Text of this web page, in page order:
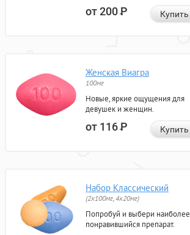
от 200Р Купить
Женская Виагра
100мг
Новые, яркие ощущения для
девушек и женщин.
от 116Р Купить
Набор Классический
(2x100мг, 4x20мг)
Попробуй и выбери наиболее
понравившийся препарат.